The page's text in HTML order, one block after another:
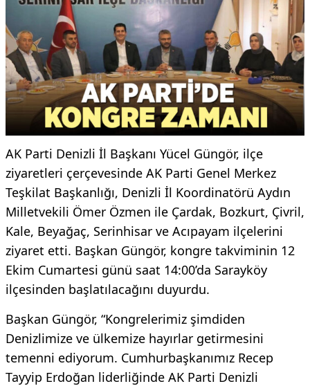
AK Parti Denizli İl Başkanı Yücel Güngör, ilçe
ziyaretleri çerçevesinde AK Parti Genel Merkez
Teşkilat Başkanlığı, Denizli İl Koordinatörü Aydın
Milletvekili Ömer Özmen ile Çardak, Bozkurt, Çivril,
Kale, Beyağaç, Serinhisar ve Acıpayam ilçelerini
ziyaret etti. Başkan Güngör, kongre takviminin 12
Ekim Cumartesi günü saat 14:00’da Sarayköy
ilçesinden başlatılacağını duyurdu.
Başkan Güngör, “Kongrelerimiz şimdiden
Denizlimize ve ülkemize hayırlar getirmesini
temenni ediyorum. Cumhurbaşkanımız Recep
Tayyip Erdoğan liderliğinde AK Parti Denizli